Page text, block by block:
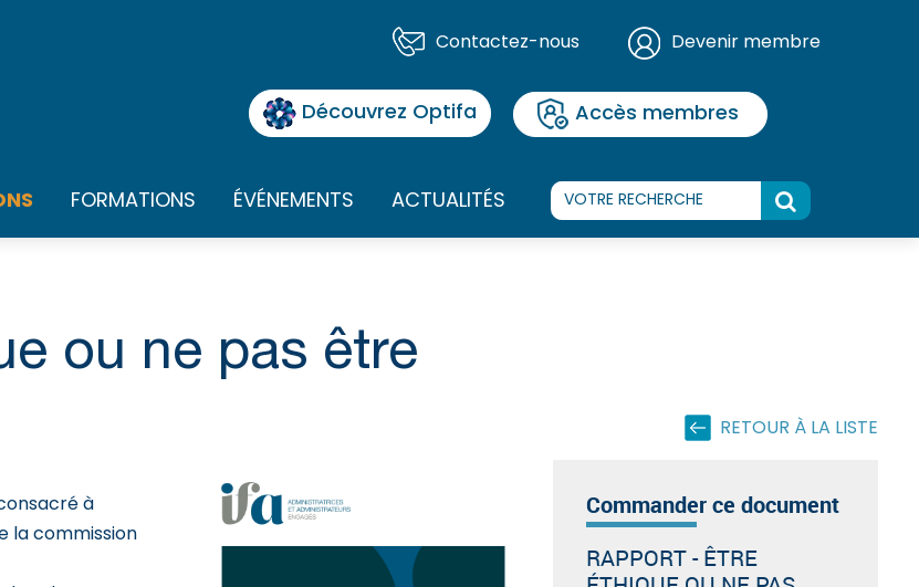
Contactez-nous
Devenir membre
Découvrez Optifa Accès membres
FORMATIONS ÉVÉNEMENTS ACTUALITÉS
ou ne pas être
RETOUR À LA LISTE
à
la commission
Commander ce document
RAPPORT - ÊTRE